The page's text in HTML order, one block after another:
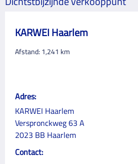
KARWEI Haarlem
Afstand: 1,241 km
Adres:
KARWEI Haarlem
Verspronckweg 63 A
2023 BB Haarlem
Contact: